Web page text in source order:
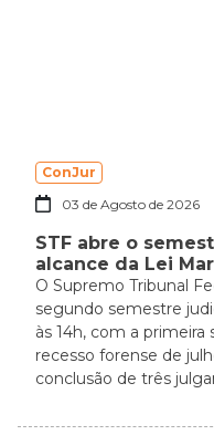
ConJur
03 de Agosto de 2026
STF abre o
alcance da Lei
O Supremo Tribunal
segundo semestre
às 14h, com a primeira
recesso forense de
conclusão de três